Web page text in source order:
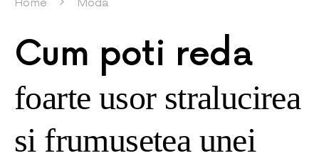
Home Moda
Cum poti reda
foarte usor stralucirea
si frumusetea unei